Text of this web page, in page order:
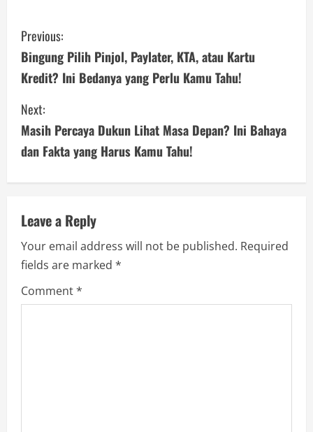
C
o
n
t
i
n
e
R
e
Previous:
Bingung Pilih Pinjol, Paylater, KTA, atau Kartu
Kredit? Ini Bedanya yang Perlu Kamu Tahu!
Next:
Masih Percaya Dukun Lihat Masa Depan? Ini Bahaya
dan Fakta yang Harus Kamu Tahu!
Leave a Reply
Your email address will not be published. Required
fields are marked *
Comment*